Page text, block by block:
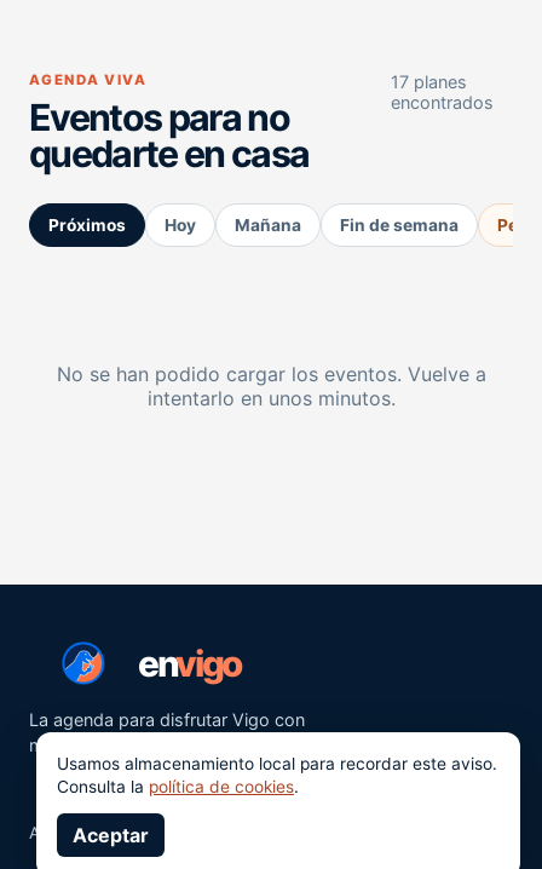
AGENDA VIVA
Eventos para no
quedarte en casa
17 planes
encontrados
Próximos Hoy Mañana Fin de semana
No se han podido cargar los eventos. Vuelve a
intentarlo en unos minutos.
envigo
La agenda para disfrutar Vigo con
más ganas.
Aviso legalPrivacidad
Usamos almacenamiento local para recordar este aviso.
Consulta la política de cookies.
Aceptar